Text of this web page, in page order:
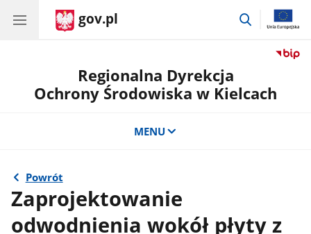
gov.pl
przejdź
Regionalna Dyrekcja
Ochrony Środowiska w Kielcach
MENU
Powrót
Zaprojektowanie
odwodnienia wokół płyty z